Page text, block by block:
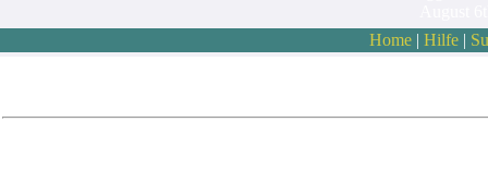
Home| Hilfe|